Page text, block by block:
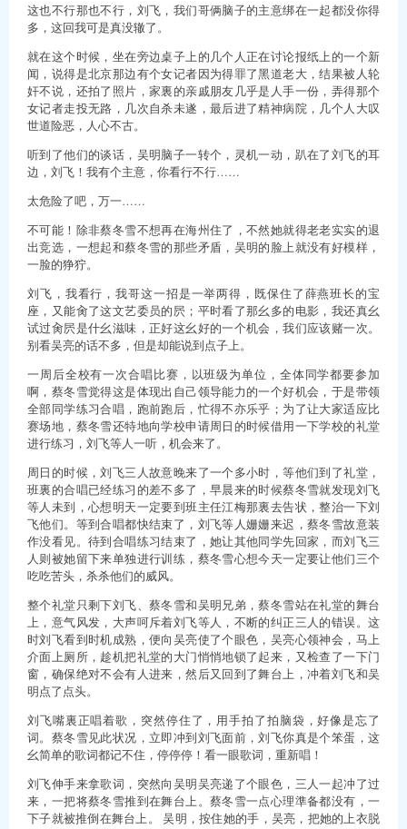
这也不行那也不行，刘飞，我们哥俩脑子的主意绑在一起都没你得
多，这回我可是真没辙了。
就在这个时候，坐在旁边桌子上的几个人正在讨论报纸上的一个新
闻，说得是北京那边有个女记者因为得罪了黑道老大，结果被人轮
奸不说，还拍了照片，家裏的亲戚朋友几乎是人手一份，弄得那个
女记者走投无路，几次自杀未遂，最后进了精神病院，几个人大叹
世道险恶，人心不古。
听到了他们的谈话，吴明脑子一转个，灵机一动，趴在了刘飞的耳
边，刘飞！我有个主意，你看行不行……
太危险了吧，万一……
不可能！除非蔡冬雪不想再在海州住了，不然她就得老老实实的退
出竞选，一想起和蔡冬雪的那些矛盾，吴明的脸上就没有好模样，
一脸的狰狞。
刘飞，我看行，我哥这一招是一举两得，既保住了薛燕班长的宝
座，又能肏了这文艺委员的屄；平时看了那幺多的电影，我还真幺
试过肏屄是什幺滋味，正好这幺好的一个机会，我们应该赌一次。
别看吴亮的话不多，但是却能说到点子上。
一周后全校有一次合唱比赛，以班级为单位，全体同学都要参加
啊，蔡冬雪觉得这是体现出自己领导能力的一个好机会，于是带领
全部同学练习合唱，跑前跑后，忙得不亦乐乎；为了让大家适应比
赛场地，蔡冬雪还特地向学校申请周日的时候借用一下学校的礼堂
进行练习，刘飞等人一听，机会来了。
周日的时候，刘飞三人故意晚来了一个多小时，等他们到了礼堂，
班裏的合唱已经练习的差不多了，早晨来的时候蔡冬雪就发现刘飞
等人未到，心想明天一定要到班主任江梅那裏去告状，整治一下刘
飞他们。等到合唱都快结束了，刘飞等人姗姗来迟，蔡冬雪故意装
作没看见。待到合唱练习结束了，她让其他同学先回家，而刘飞三
人则被她留下来单独进行训练，蔡冬雪心想今天一定要让他们三个
吃吃苦头，杀杀他们的威风。
整个礼堂只剩下刘飞、蔡冬雪和吴明兄弟，蔡冬雪站在礼堂的舞台
上，意气风发，大声呵斥着刘飞等人，不断的纠正三人的错误。这
时刘飞看到时机成熟，便向吴亮使了个眼色，吴亮心领神会，马上
介面上厕所，趁机把礼堂的大门悄悄地锁了起来，又检查了一下门
窗，确保绝对不会有人进来，然后又回到了舞台上，冲着刘飞和吴
明点了点头。
刘飞嘴裏正唱着歌，突然停住了，用手拍了拍脑袋，好像是忘了
词。蔡冬雪见此状况，立即冲到刘飞面前，刘飞你真是个笨蛋，这
幺简单的歌词都记不住，停停停！看一眼歌词，重新唱！
刘飞伸手来拿歌词，突然向吴明吴亮递了个眼色，三人一起冲了过
来，一把将蔡冬雪推到在舞台上。蔡冬雪一点心理準备都没有，一
下子就被推倒在舞台上。 吴明，按住她的手，吴亮，把她的上衣脱